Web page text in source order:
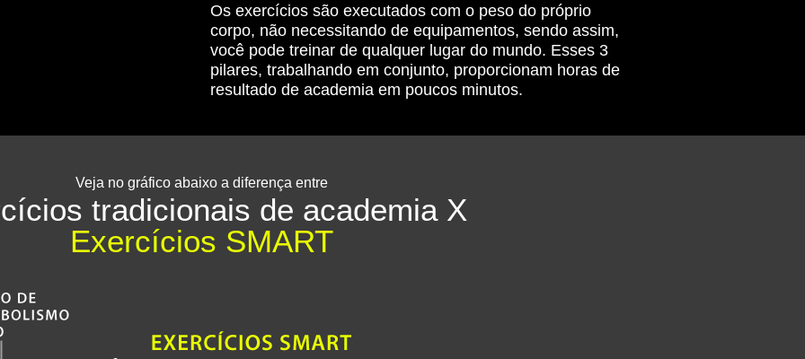
Os exercícios são executados com o peso do próprio
corpo, não necessitando de equipamentos, sendo assim,
você pode treinar de qualquer lugar do mundo. Esses 3
pilares, trabalhando em conjunto, proporcionam horas de
resultado de academia em poucos minutos.
Veja no gráfico abaixo a diferença entre
tradicionais de academia X
Exercícios SMART